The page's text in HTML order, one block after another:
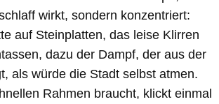
wirkt, sondern konzentriert:
auf Steinplatten, das leise Klirren
dazu der Dampf, der aus der
als würde die Stadt selbst atmen.
Rahmen braucht, klickt einmal